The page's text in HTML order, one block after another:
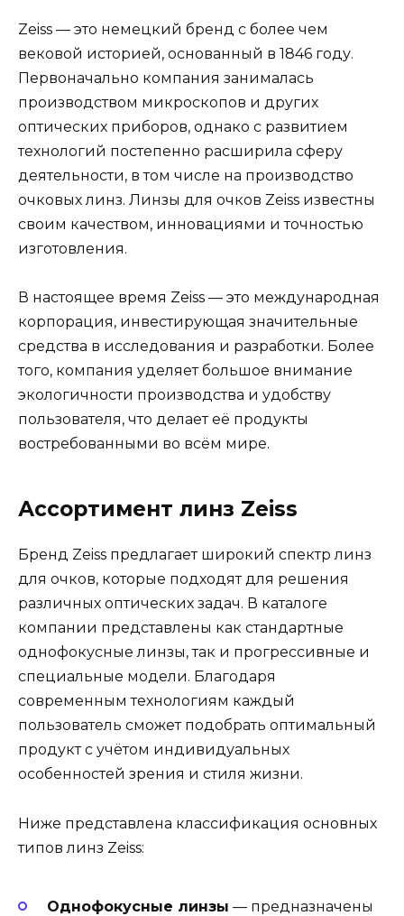
Zeiss — это немецкий бренд с более чем
вековой историей, основанный в 1846 году.
Первоначально компания занималась
производством микроскопов и других
оптических приборов, однако с развитием
технологий постепенно расширила сферу
деятельности, в том числе на производство
очковых линз. Линзы для очков Zeiss известны
своим качеством, инновациями и точностью
изготовления.
В настоящее время Zeiss — это международная
корпорация, инвестирующая значительные
средства в исследования и разработки. Более
того, компания уделяет большое внимание
экологичности производства и удобству
пользователя, что делает её продукты
востребованными во всём мире.
Ассортимент линз Zeiss
Бренд Zeiss предлагает широкий спектр линз
для очков, которые подходят для решения
различных оптических задач. В каталоге
компании представлены как стандартные
однофокусные линзы, так и прогрессивные и
специальные модели. Благодаря
современным технологиям каждый
пользователь сможет подобрать оптимальный
продукт с учётом индивидуальных
особенностей зрения и стиля жизни.
Ниже представлена классификация основных
типов линз Zeiss:
Однофокусные линзы — предназначены